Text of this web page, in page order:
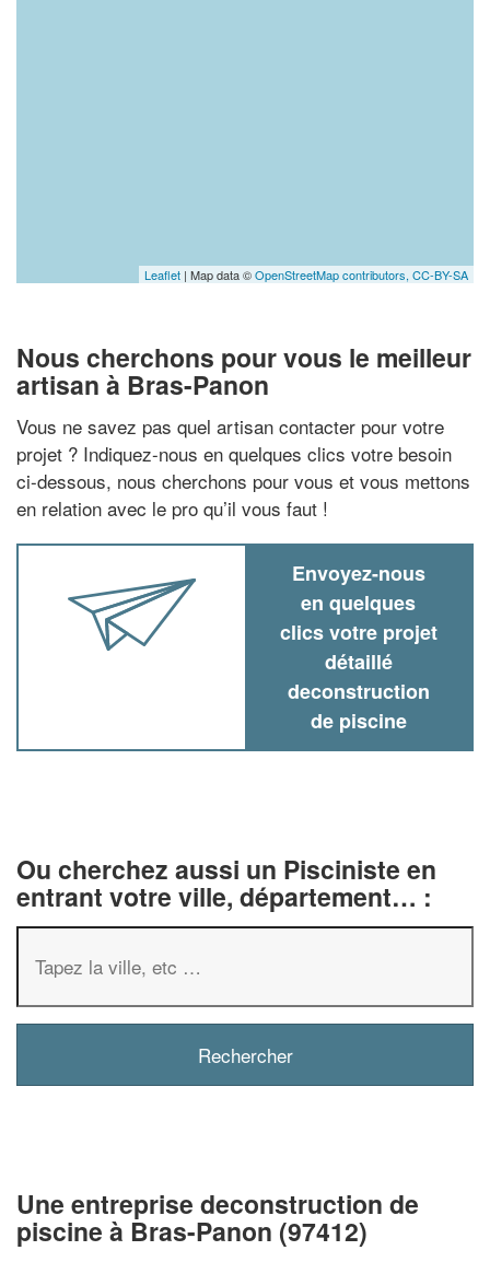
Leaflet | Map data ©OpenStreetMap contributors, CC-BY-SA
Nous cherchons pour vous le meilleur
artisan à Bras-Panon
Vous ne savez pas quel artisan contacter pour votre
projet ? Indiquez-nous en quelques clics votre besoin
ci-dessous, nous cherchons pour vous et vous mettons
en relation avec le pro qu’il vous faut !
Envoyez-nous
en quelques
clics votre projet
détaillé
deconstruction
de piscine
Ou cherchez aussi un Pisciniste en
entrant votre ville, département… :
Une entreprise deconstruction de
piscine à Bras-Panon (97412)
✕
Vous êtes un
En savoir plus